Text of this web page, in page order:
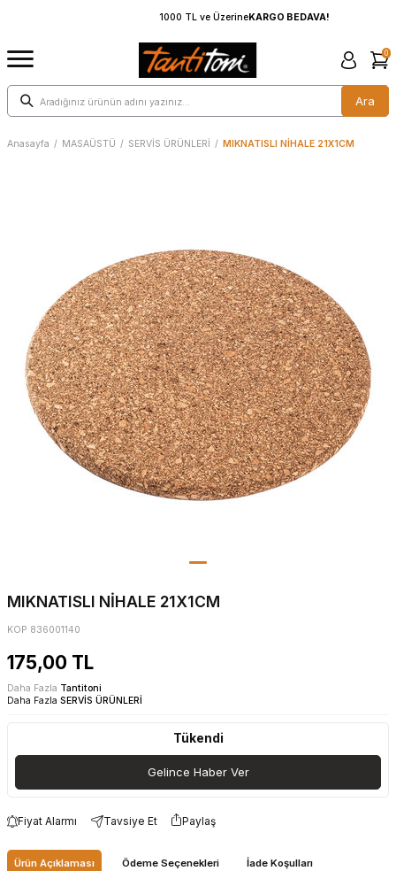
1000 TL ve ÜzerineKARGO BEDAVA!
Ara
0
Anasayfa / MASAÜSTÜ / SERVİS ÜRÜNLERİ / MIKNATISLI NİHALE 21X1CM
MIKNATISLI NİHALE 21X1CM
KOP 836001140
175,00 TL
Daha Fazla Tantitoni
Daha Fazla SERVİS ÜRÜNLERİ
Tükendi
Gelince Haber Ver
Fiyat Alarmı Tavsiye Et Paylaş
Ürün Açıklaması Ödeme Seçenekleri İade Koşulları